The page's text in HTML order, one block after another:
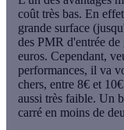
coût très bas. En
grande surface
des PMR d'entrée
euros. Cependant,
performances, il va
chers, entre 8€ et
aussi très faible. Un
carré en moins de